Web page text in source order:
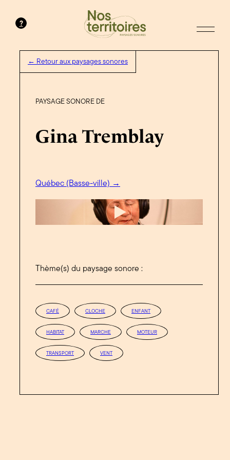
?
← Retour aux paysages sonores
PAYSAGE SONORE DE
Gina Tremblay
Québec (Basse-ville) →
Thème(s) du paysage sonore :
CAFÉ CLOCHE ENFANT
HABITAT MARCHE MOTEUR
TRANSPORT VENT